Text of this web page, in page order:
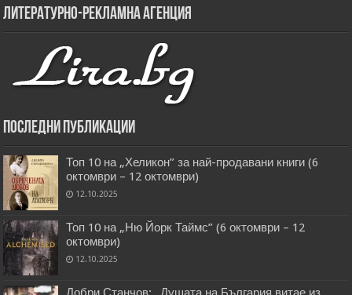
Литературно-рекламна агенция
Последни публикации
Топ 10 на „Хеликон” за най-продавани книги (6
октомври – 12 октомври)
12.10.2025
Топ 10 на „Ню Йорк Таймс” (6 октомври – 12
октомври)
12.10.2025